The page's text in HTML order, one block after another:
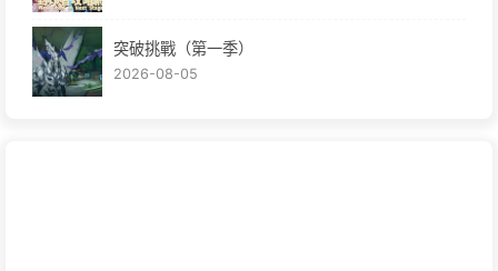
突破挑戰（第一季）
2026-08-05